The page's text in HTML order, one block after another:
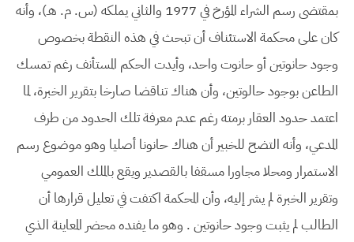
بمقتضى رسم الشراء المؤرخ في 1977 والثاني يملكه (س. م. هـ)، وأنه
كان على محكمة الاستئناف أن تبحث في هذه النقطة بخصوص
وجود حانوتين أو حانوت واحد، وأيدت الحكم المستأنف رغم تمسك
الطاعن بوجود حالوتين، وأن هناك تناقضا صارخا بتقرير الخبرة، لما
اعتمد حدود العقار برمته رغم عدم معرفة تلك الحدود من طرف
المدعي، وأنه التضح للخبير أن هناك حانونا أصليا وهو موضوع رسم
الاستمرار ومحلا مجاورا مسقفا بالقصدير ويقع بالملك العمومي
وتقرير الخبرة لم يشر إليه، وأن المحكمة اكتفت في تعليل قرارها أن
الطالب لم يثبت وجود حانوتين . وهو ما يفنده محضر المعاينة الذي